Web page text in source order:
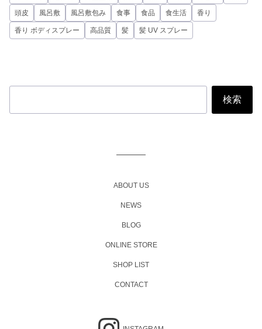
頭皮 風呂敷 風呂敷包み 食事 食品 食生活 香り
香り ボディスプレー 高品質 髪 髪 UV スプレー
ABOUT US
NEWS
BLOG
ONLINE STORE
SHOP LIST
CONTACT